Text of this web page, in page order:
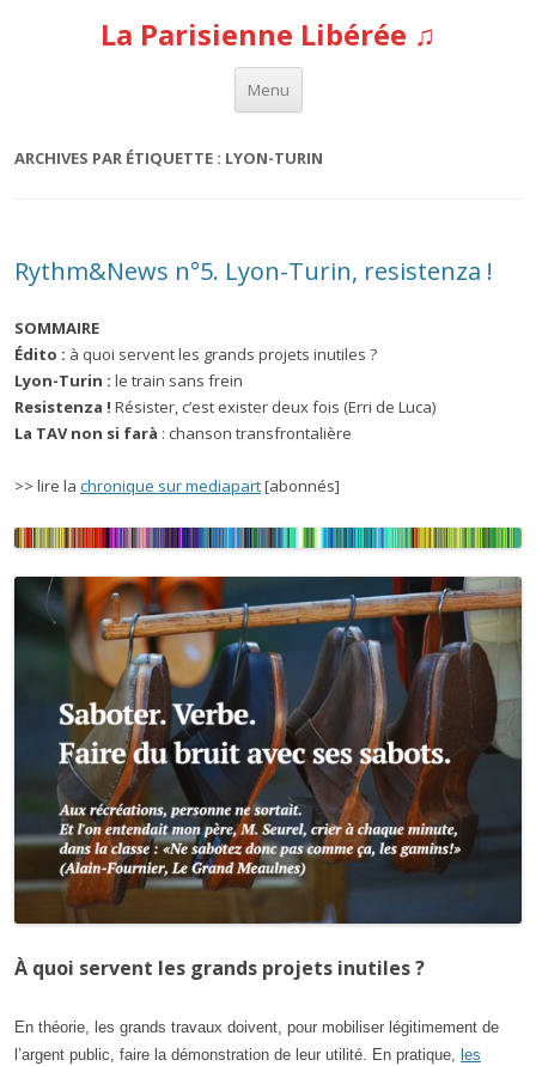
La Parisienne Libérée ♫
Menu
Aller au contenu
ARCHIVES PAR ÉTIQUETTE : LYON-TURIN
Rythm&News n°5. Lyon-Turin, resistenza !
SOMMAIRE
Édito : à quoi servent les grands projets inutiles ?
Lyon-Turin : le train sans frein
Resistenza ! Résister, c’est exister deux fois (Erri de Luca)
La TAV non si farà : chanson transfrontalière
>> lire la chronique sur mediapart[abonnés]
À quoi servent les grands projets inutiles ?
En théorie, les grands travaux doivent, pour mobiliser légitimement de
l’argent public, faire la démonstration de leur utilité. En pratique, les